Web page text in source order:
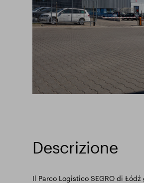
Descrizione
Il Parco Logistico SEGRO di